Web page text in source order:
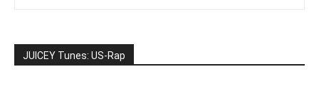
JUICEY Tunes: US-Rap